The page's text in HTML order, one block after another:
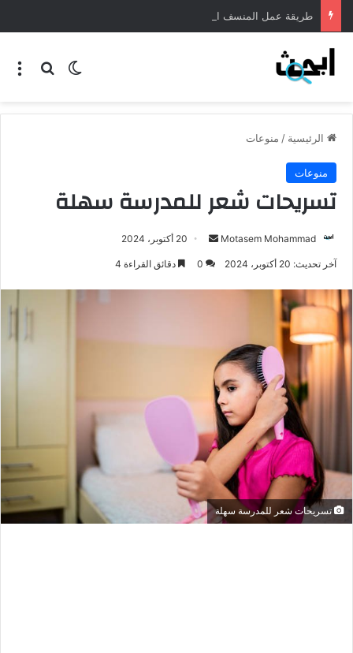
طريقة عمل المنسف الاردني
الرئيسية / منوعات
منوعات
تسريحات شعر للمدرسة سهلة
Motasem Mohammad 20 أكتوبر، 2024
آخر تحديث: 20 أكتوبر، 2024 0 دقائق القراءة 4
تسريحات شعر للمدرسة سهلة